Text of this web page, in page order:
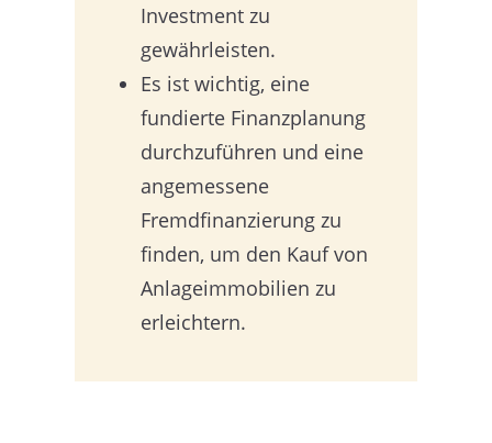
Investment zu
gewährleisten.
Es ist wichtig, eine
fundierte Finanzplanung
durchzuführen und eine
angemessene
Fremdfinanzierung zu
finden, um den Kauf von
Anlageimmobilien zu
erleichtern.